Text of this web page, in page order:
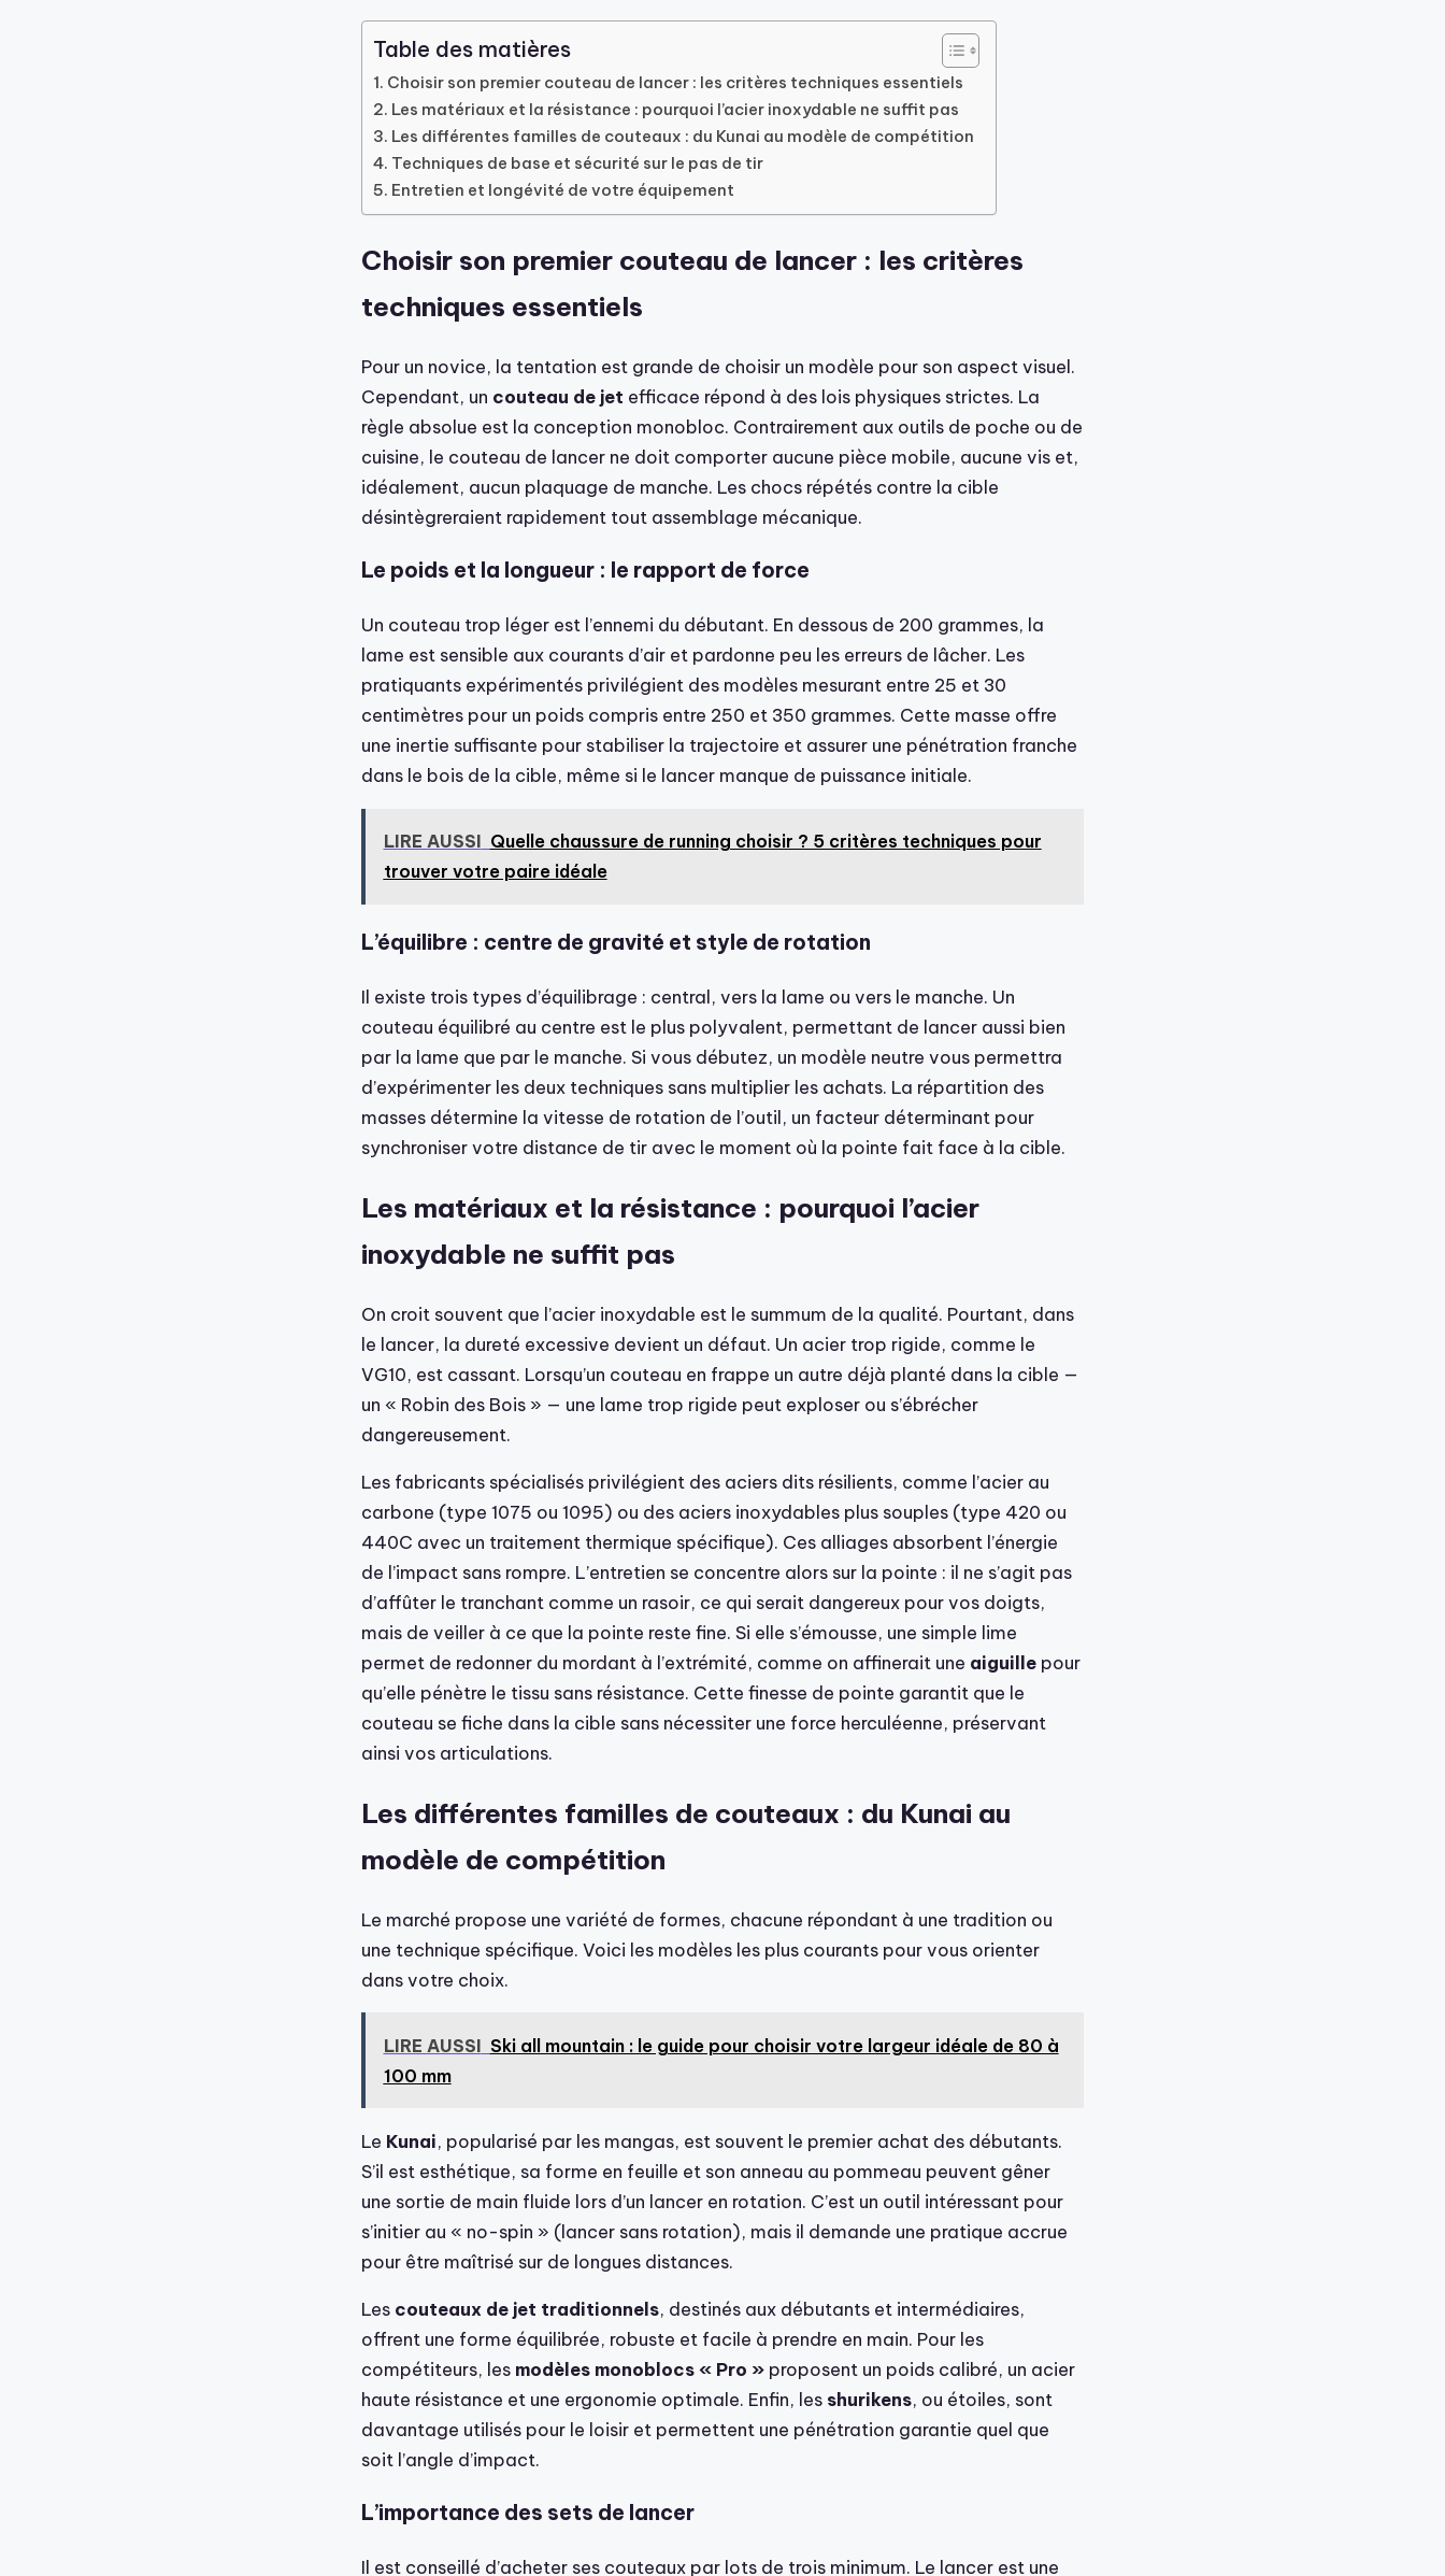
Table des matières
Choisir son premier couteau de lancer : les critères techniques essentiels
Les matériaux et la résistance : pourquoi l’acier inoxydable ne suffit pas
Les différentes familles de couteaux : du Kunai au modèle de compétition
Techniques de base et sécurité sur le pas de tir
Entretien et longévité de votre équipement
Choisir son premier couteau de lancer : les critères
techniques essentiels
Pour un novice, la tentation est grande de choisir un modèle pour son aspect visuel.
Cependant, un couteau de jet efficace répond à des lois physiques strictes. La
règle absolue est la conception monobloc. Contrairement aux outils de poche ou de
cuisine, le couteau de lancer ne doit comporter aucune pièce mobile, aucune vis et,
idéalement, aucun plaquage de manche. Les chocs répétés contre la cible
désintègreraient rapidement tout assemblage mécanique.
Le poids et la longueur : le rapport de force
Un couteau trop léger est l’ennemi du débutant. En dessous de 200 grammes, la
lame est sensible aux courants d’air et pardonne peu les erreurs de lâcher. Les
pratiquants expérimentés privilégient des modèles mesurant entre 25 et 30
centimètres pour un poids compris entre 250 et 350 grammes. Cette masse offre
une inertie suffisante pour stabiliser la trajectoire et assurer une pénétration franche
dans le bois de la cible, même si le lancer manque de puissance initiale.
LIRE AUSSI Quelle chaussure de running choisir ? 5 critères techniques pour
trouver votre paire idéale
L’équilibre : centre de gravité et style de rotation
Il existe trois types d’équilibrage : central, vers la lame ou vers le manche. Un
couteau équilibré au centre est le plus polyvalent, permettant de lancer aussi bien
par la lame que par le manche. Si vous débutez, un modèle neutre vous permettra
d’expérimenter les deux techniques sans multiplier les achats. La répartition des
masses détermine la vitesse de rotation de l’outil, un facteur déterminant pour
synchroniser votre distance de tir avec le moment où la pointe fait face à la cible.
Les matériaux et la résistance : pourquoi l’acier
inoxydable ne suffit pas
On croit souvent que l’acier inoxydable est le summum de la qualité. Pourtant, dans
le lancer, la dureté excessive devient un défaut. Un acier trop rigide, comme le
VG10, est cassant. Lorsqu’un couteau en frappe un autre déjà planté dans la cible —
un « Robin des Bois » — une lame trop rigide peut exploser ou s’ébrécher
dangereusement.
Les fabricants spécialisés privilégient des aciers dits résilients, comme l’acier au
carbone (type 1075 ou 1095) ou des aciers inoxydables plus souples (type 420 ou
440C avec un traitement thermique spécifique). Ces alliages absorbent l’énergie
de l’impact sans rompre. L’entretien se concentre alors sur la pointe : il ne s’agit pas
d’affûter le tranchant comme un rasoir, ce qui serait dangereux pour vos doigts,
mais de veiller à ce que la pointe reste fine. Si elle s’émousse, une simple lime
permet de redonner du mordant à l’extrémité, comme on affinerait une aiguille pour
qu’elle pénètre le tissu sans résistance. Cette finesse de pointe garantit que le
couteau se fiche dans la cible sans nécessiter une force herculéenne, préservant
ainsi vos articulations.
Les différentes familles de couteaux : du Kunai au
modèle de compétition
Le marché propose une variété de formes, chacune répondant à une tradition ou
une technique spécifique. Voici les modèles les plus courants pour vous orienter
dans votre choix.
LIRE AUSSI Ski all mountain : le guide pour choisir votre largeur idéale de 80 à
100 mm
Le Kunai, popularisé par les mangas, est souvent le premier achat des débutants.
S’il est esthétique, sa forme en feuille et son anneau au pommeau peuvent gêner
une sortie de main fluide lors d’un lancer en rotation. C’est un outil intéressant pour
s’initier au « no-spin » (lancer sans rotation), mais il demande une pratique accrue
pour être maîtrisé sur de longues distances.
Les couteaux de jet traditionnels, destinés aux débutants et intermédiaires,
offrent une forme équilibrée, robuste et facile à prendre en main. Pour les
compétiteurs, les modèles monoblocs « Pro » proposent un poids calibré, un acier
haute résistance et une ergonomie optimale. Enfin, les shurikens, ou étoiles, sont
davantage utilisés pour le loisir et permettent une pénétration garantie quel que
soit l’angle d’impact.
L’importance des sets de lancer
Il est conseillé d’acheter ses couteaux par lots de trois minimum. Le lancer est une